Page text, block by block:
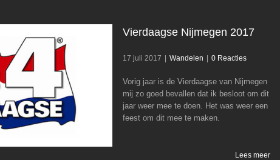
Vierdaagse Nijmegen 2017
Wandelen
Vierdaagse Nijmegen 2017
17 juli 2017 | Wandelen | 0 Reacties
Vorig jaar is de Vierdaagse van Nijmegen
mij zo goed bevallen dat ik besloot om dit
jaar weer mee te doen. Het was weer een
feest om dit mee te maken.
Lees meer